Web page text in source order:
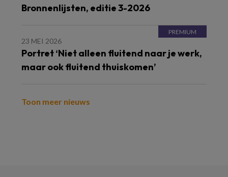
Bronnenlijsten, editie 3-2026
23 MEI 2026
Portret ‘Niet alleen fluitend naar je werk,
maar ook fluitend thuiskomen’
Toon meer nieuws